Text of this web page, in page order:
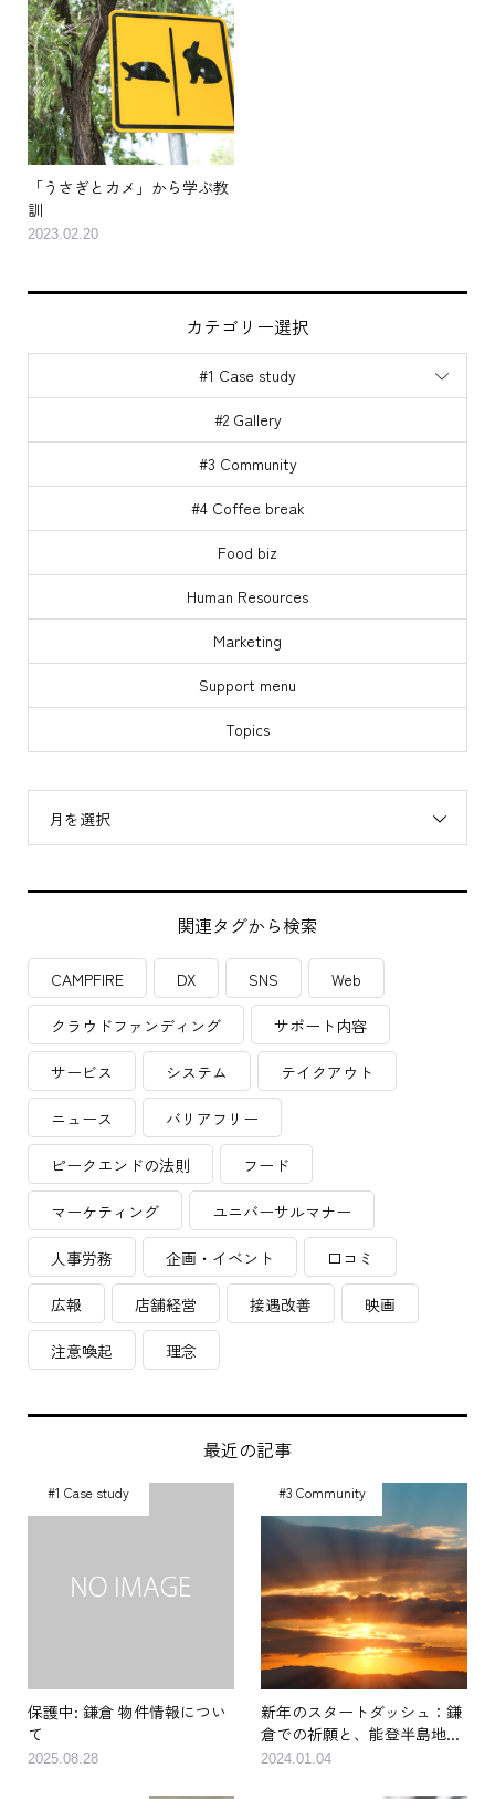
「うさぎとカメ」から学ぶ教
訓
2023.02.20
カテゴリー選択
#1 Case study
#2 Gallery
#3 Community
#4 Coffee break
Food biz
Human Resources
Marketing
Support menu
Topics
月を選択
関連タグから検索
CAMPFIRE DX SNS Web
クラウドファンディング サポート内容
サービス システム テイクアウト
ニュース バリアフリー
ピークエンドの法則 フード
マーケティング ユニバーサルマナー
人事労務 企画・イベント 口コミ
広報 店舗経営 接遇改善 映画
注意喚起 理念
最近の記事
#1 Case study
保護中: 鎌倉 物件情報につい
て
2025.08.28
#3 Community
新年のスタートダッシュ：鎌
倉での祈願と、能登半島地...
2024.01.04